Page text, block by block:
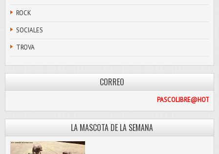
ROCK
SOCIALES
TROVA
CORREO
LA MASCOTA DE LA SEMANA